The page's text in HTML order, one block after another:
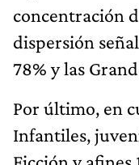
concentración
dispersión
78% y las
Por último, en
Infantiles,